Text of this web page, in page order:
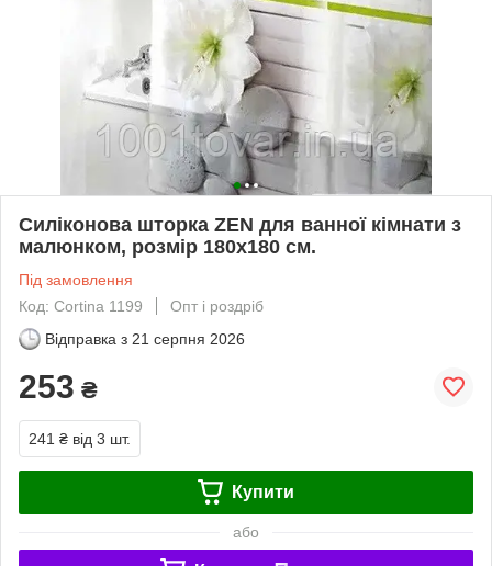
Силіконова шторка ZEN для ванної кімнати з
малюнком, розмір 180х180 см.
Під замовлення
Код: Cortina 1199
Опт і роздріб
Відправка з 21 серпня 2026
253 ₴
241 ₴ від 3 шт.
Купити
або